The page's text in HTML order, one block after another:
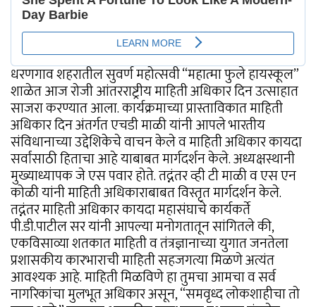
धरणगाव शहरातील सुवर्ण महोत्सवी “महात्मा फुले हायस्कूल”
शाळेत आज रोजी आंतरराष्ट्रीय माहिती अधिकार दिन उत्साहात
साजरा करण्यात आला. कार्यक्रमाच्या प्रास्ताविकात माहिती
अधिकार दिन अंतर्गत एचडी माळी यांनी आपले भारतीय
संविधानाच्या उद्देशिकेचे वाचन केले व माहिती अधिकार कायदा
सर्वांसाठी हिताचा आहे याबाबत मार्गदर्शन केले. अध्यक्षस्थानी
मुख्याध्यापक जे एस पवार होते. तद्नंतर व्ही टी माळी व एस एन
कोळी यांनी माहिती अधिकाराबाबत विस्तृत मार्गदर्शन केले.
तद्नंतर माहिती अधिकार कायदा महासंघाचे कार्यकर्ते
पी.डी.पाटील सर यांनी आपल्या मनोगतातून सांगितले की,
एकविसाव्या शतकात माहिती व तंत्रज्ञानाच्या युगात जनतेला
प्रशासकीय कारभाराची माहिती सहजगत्या मिळणे अत्यंत
आवश्यक आहे. माहिती मिळविणे हा तुमचा आमचा व सर्व
नागरिकांचा मुलभूत अधिकार असून, “समवृध्द लोकशाहीचा तो